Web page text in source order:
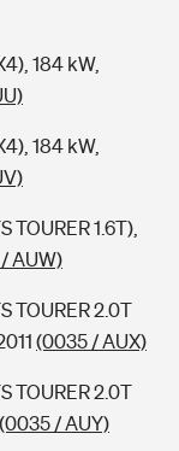
184 kW,
184 kW,
TOURER 1.6T),
AUW)
TOURER 2.0T
(0035 / AUX)
TOURER 2.0T
(0035 / AUY)